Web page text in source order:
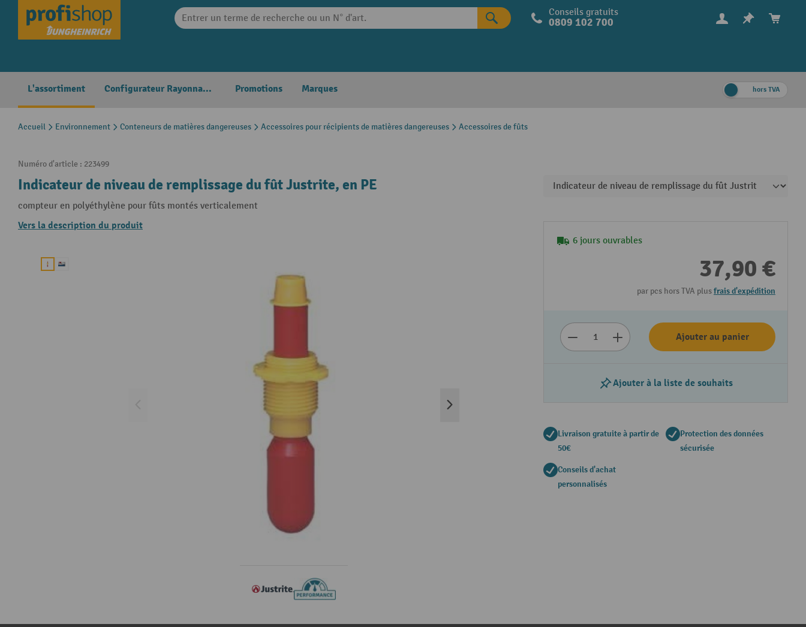
Skip to main navigation Conseils gratuits
0809 102 700
L'assortiment Configurateur Rayonnages Promotions Marques hors TVA
Accueil Environnement Conteneurs de matières dangereuses Accessoires pour récipients de matières dangereuses Accessoires de fûts
Numéro d'article : 223499
Indicateur de niveau de remplissage du fût Justrite, en PE
compteur en polyéthylène pour fûts montés verticalement
Vers la description du produit
6 jours ouvrables
37,90 €
par pcs hors TVA plusfrais d'expédition
Ajouter au panier
Ajouter à la liste de souhaits
Livraison gratuite à partir de
50€
Protection des données
sécurisée
Conseils d'achat
personnalisés